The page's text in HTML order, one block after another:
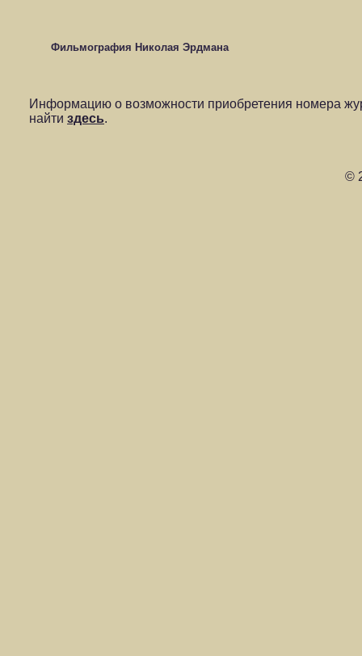
Фильмография Николая Эрдмана
Информацию о возможности приобретения номера
найти здесь.
©